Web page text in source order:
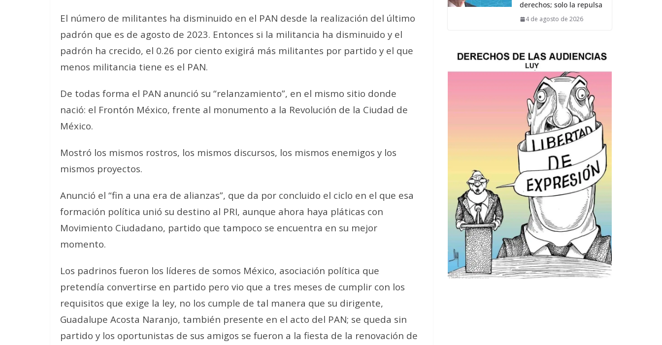
El número de militantes ha disminuido en el PAN desde la realización del último
padrón que es de agosto de 2023. Entonces si la militancia ha disminuido y el
padrón ha crecido, el 0.26 por ciento exigirá más militantes por partido y el que
menos militancia tiene es el PAN.
De todas forma el PAN anunció su “relanzamiento”, en el mismo sitio donde
nació: el Frontón México, frente al monumento a la Revolución de la Ciudad de
México.
Mostró los mismos rostros, los mismos discursos, los mismos enemigos y los
mismos proyectos.
Anunció el “fin a una era de alianzas”, que da por concluido el ciclo en el que esa
formación política unió su destino al PRI, aunque ahora haya pláticas con
Movimiento Ciudadano, partido que tampoco se encuentra en su mejor
momento.
Los padrinos fueron los líderes de somos México, asociación política que
pretendía convertirse en partido pero vio que a tres meses de cumplir con los
requisitos que exige la ley, no los cumple de tal manera que su dirigente,
Guadalupe Acosta Naranjo, también presente en el acto del PAN; se queda sin
partido y los oportunistas de sus amigos se fueron a la fiesta de la renovación de
derechos; solo la repulsa
4 de agosto de 2026